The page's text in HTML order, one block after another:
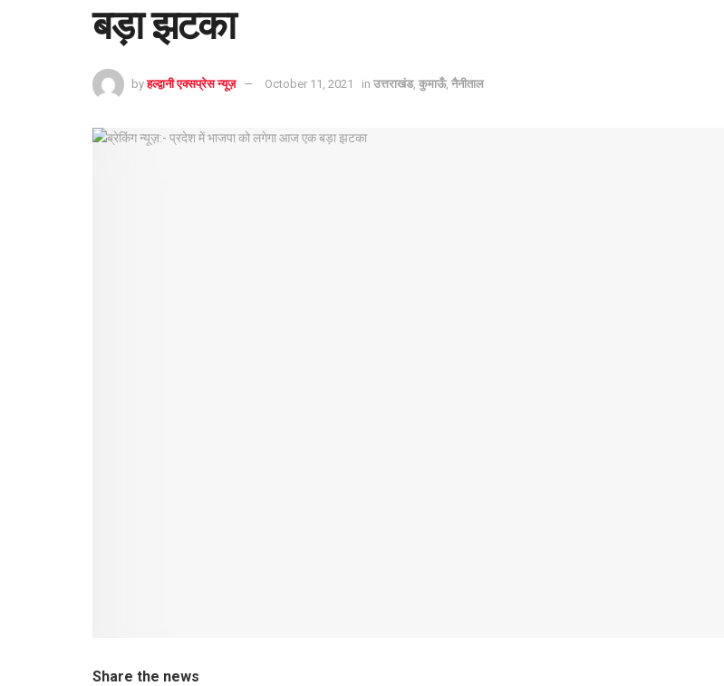
बड़ा झटका
by हल्द्वानी एक्सप्रेस न्यूज़ October 11, 2021 in उत्तराखंड, कुमाऊँ, नैनीताल
Share the news